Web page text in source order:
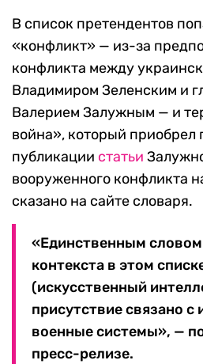
В список претендентов
«конфликт» — из-за
конфликта между
Владимиром Зеленским и
Валерием Залужным — и
война», который приобрел
публикации статьи
вооруженного конфликта
сказано на сайте словаря.
«Единственным
контекста в этом
(искусственный
присутствие связано с
военные системы», —
пресс-релизе.